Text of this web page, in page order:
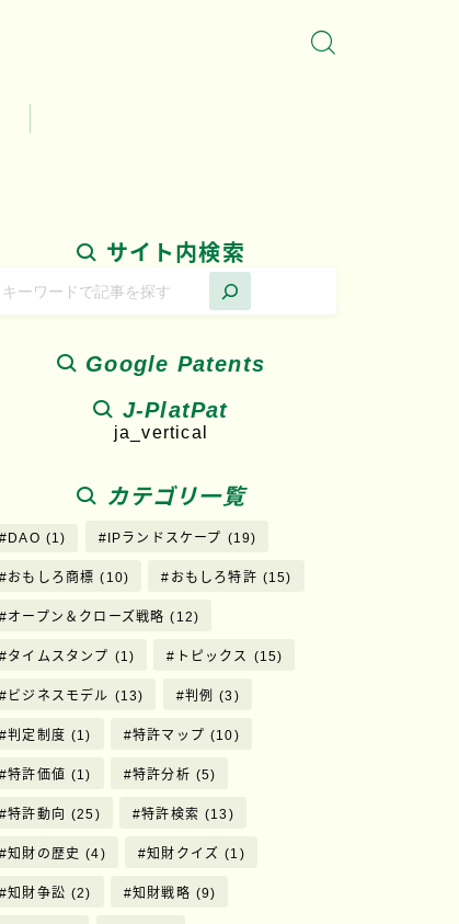
サイト内検索
Google Patents
J-PlatPat
ja_vertical
カテゴリ一覧
DAO (1) IPランドスケープ (19)
おもしろ商標 (10) おもしろ特許 (15)
オープン＆クローズ戦略 (12)
タイムスタンプ (1) トピックス (15)
ビジネスモデル (13) 判例 (3)
判定制度 (1) 特許マップ (10)
特許価値 (1) 特許分析 (5)
特許動向 (25) 特許検索 (13)
知財の歴史 (4) 知財クイズ (1)
知財争訟 (2) 知財戦略 (9)